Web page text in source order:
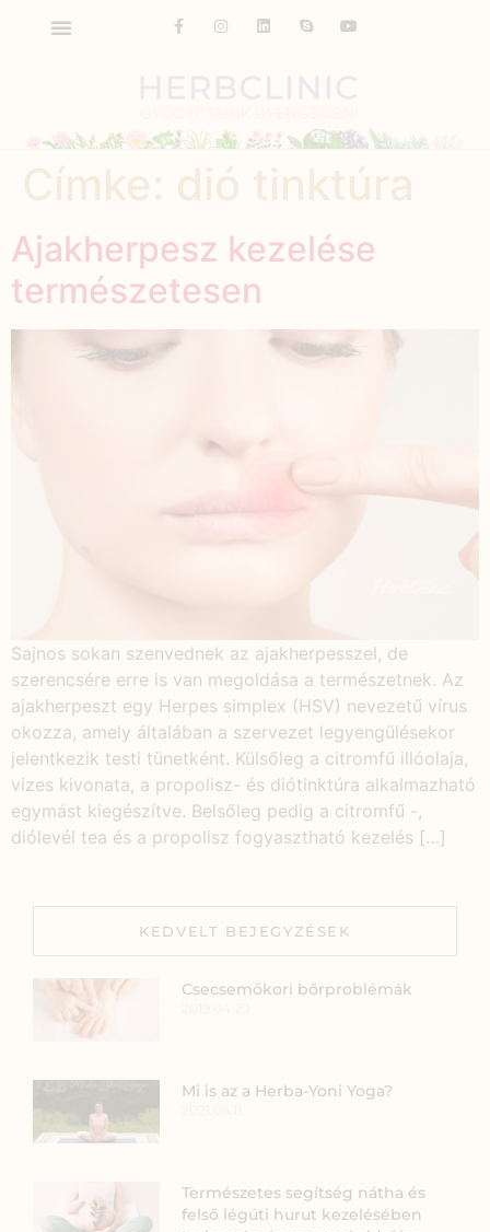
Ajakherpesz kezelése
természetesen
Sajnos sokan szenvednek az ajakherpesszel, de
szerencsére erre is van megoldása a természetnek. Az
ajakherpeszt egy Herpes simplex (HSV) nevezetű vírus
okozza, amely általában a szervezet legyengülésekor
jelentkezik testi tünetként. Külsőleg a citromfű illóolaja,
vizes kivonata, a propolisz- és diótinktúra alkalmazható
egymást kiegészítve. Belsőleg pedig a citromfű -,
diólevél tea és a propolisz fogyasztható kezelés […]
KEDVELT BEJEGYZÉSEK
Csecsemőkori bőrproblémák
Mi is az a Herba-Yoni Yoga?
Természetes segítség nátha és
felső légúti hurut kezelésében